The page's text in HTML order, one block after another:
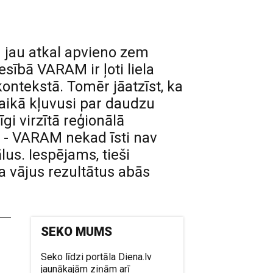
atkal apvieno zem
VARAM ir ļoti liela
Tomēr jāatzīst, ka
kļuvusi par daudzu
virzītā reģionālā
VARAM nekad īsti nav
Iespējams, tieši
vājus rezultātus abās
SEKO MUMS
Seko līdzi portāla Diena.lv
jaunākajām ziņām arī